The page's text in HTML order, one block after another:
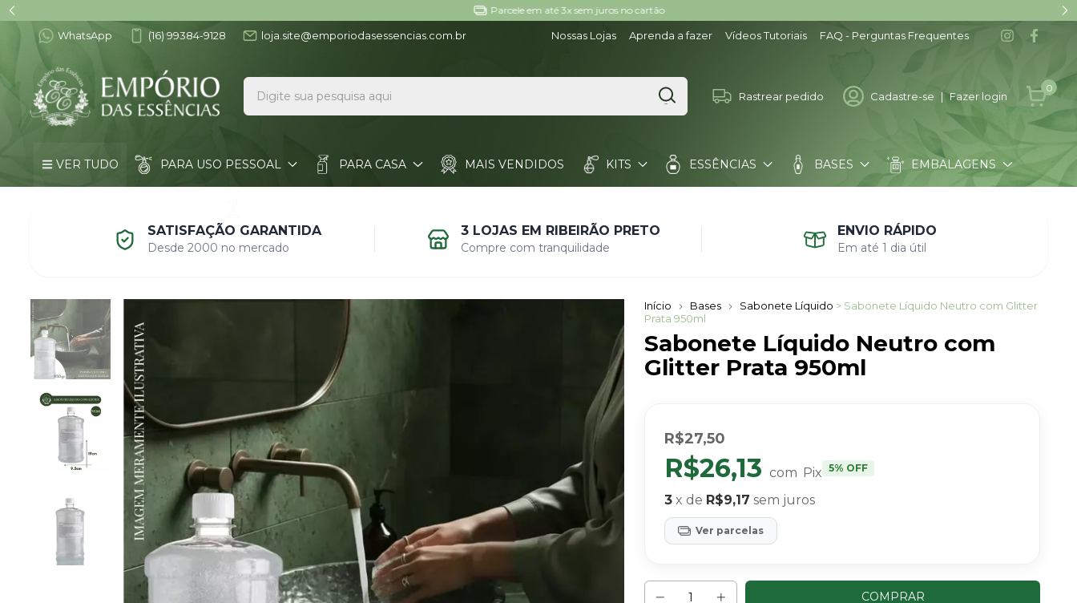
Parcele em até 3x sem juros no cartão
WhatsApp (16) 99384-9128 loja.site@emporiodasessencias.com.br Nossas Lojas Aprenda a fazer Vídeos Tutoriais FAQ - Perguntas Frequentes
Rastrear pedido Cadastre-se | Fazer login
0
VER TUDO PARA USO PESSOAL PARA CASA MAIS VENDIDOS KITS ESSÊNCIAS BASES EMBALAGENS
SATISFAÇÃO GARANTIDA
Desde 2000 no mercado
3 LOJAS EM RIBEIRÃO PRETO
Compre com tranquilidade
ENVIO RÁPIDO
Em até 1 dia útil
Início Bases Sabonete Líquido > Sabonete Líquido Neutro com Glitter
Prata 950ml
Sabonete Líquido Neutro com
Glitter Prata 950ml
R$27,50
R$26,13 com Pix 5% OFF
3 x de R$9,17 sem juros
Ver parcelas